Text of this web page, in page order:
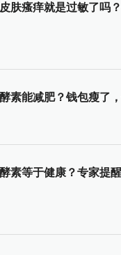
肤瘙痒就是过敏了吗
素能减肥？钱包瘦了
素等于健康？专家提